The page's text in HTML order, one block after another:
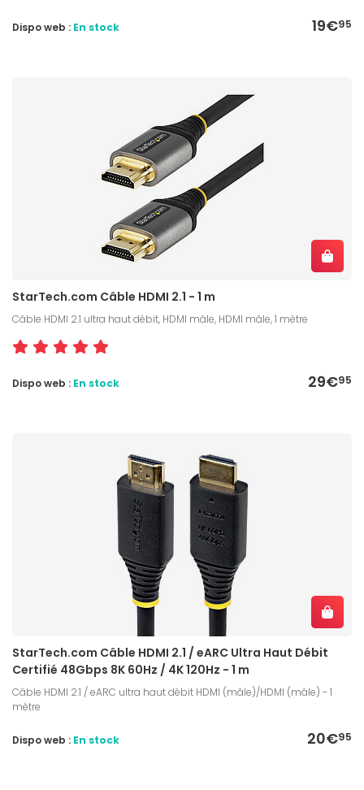
19€95
Dispo web : En stock
StarTech.com Câble HDMI 2.1 - 1 m
Câble HDMI 2.1 ultra haut débit, HDMI mâle, HDMI mâle, 1 mètre
29€95
Dispo web : En stock
StarTech.com Câble HDMI 2.1 / eARC Ultra Haut Débit
Certifié 48Gbps 8K 60Hz / 4K 120Hz - 1 m
Câble HDMI 2.1 / eARC ultra haut débit HDMI (mâle)/HDMI (mâle) - 1
mètre
20€95
Dispo web : En stock